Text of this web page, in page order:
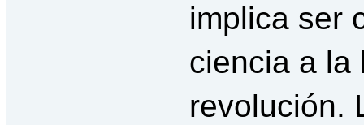
implica ser
ciencia a la
revolución.